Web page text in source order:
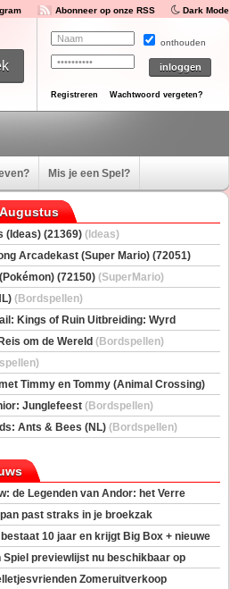
Abonneer op onze RSS Dark Mode
onthouden
Registreren Wachtwoord vergeten?
Mis je een Spel?
(Ideas) (21369) (Ideas)
Arcadekast (Super Mario) (72051)
(72150) (SuperMario)
(Bordspellen)
Kings of Ruin Uitbreiding: Wyrd
om de Wereld (Bordspellen)
Timmy en Tommy (Animal Crossing)
Junglefeest (Bordspellen)
Ants & Bees (NL) (Bordspellen)
de Legenden van Andor: het Verre
past straks in je broekzak
10 jaar en krijgt Big Box + nieuwe
Spiel previewlijst nu beschikbaar op
Zomeruitverkoop